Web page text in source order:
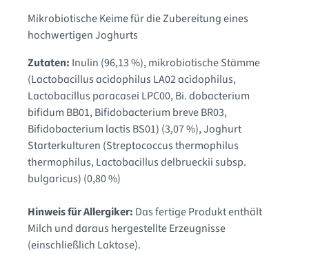
Mikrobiotische Keime für die Zubereitung eines
hochwertigen Joghurts
Zutaten: Inulin (96,13 %), mikrobiotische Stämme
(Lactobacillus acidophilus LA02 acidophilus,
Lactobacillus paracasei LPC00, Bi. dobacterium
bifidum BB01, Bifidobacterium breve BR03,
Bifidobacterium lactis BS01) (3,07 %), Joghurt
Starterkulturen (Streptococcus thermophilus
thermophilus, Lactobacillus delbrueckii subsp.
bulgaricus) (0,80 %)
Hinweis für Allergiker: Das fertige Produkt enthält
Milch und daraus hergestellte Erzeugnisse
(einschließlich Laktose).